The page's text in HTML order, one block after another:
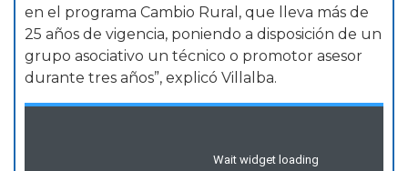
en el programa Cambio Rural, que lleva más de
25 años de vigencia, poniendo a disposición de un
grupo asociativo un técnico o promotor asesor
durante tres años”, explicó Villalba.